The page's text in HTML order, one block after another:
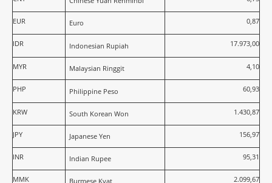
EUR Euro 0,87
IDR Indonesian Rupiah 17.973,00
MYR Malaysian Ringgit 4,10
PHP Philippine Peso 60,93
KRW South Korean Won 1.430,87
JPY Japanese Yen 156,97
INR Indian Rupee 95,31
MMK Burmese Kyat 2.099,67